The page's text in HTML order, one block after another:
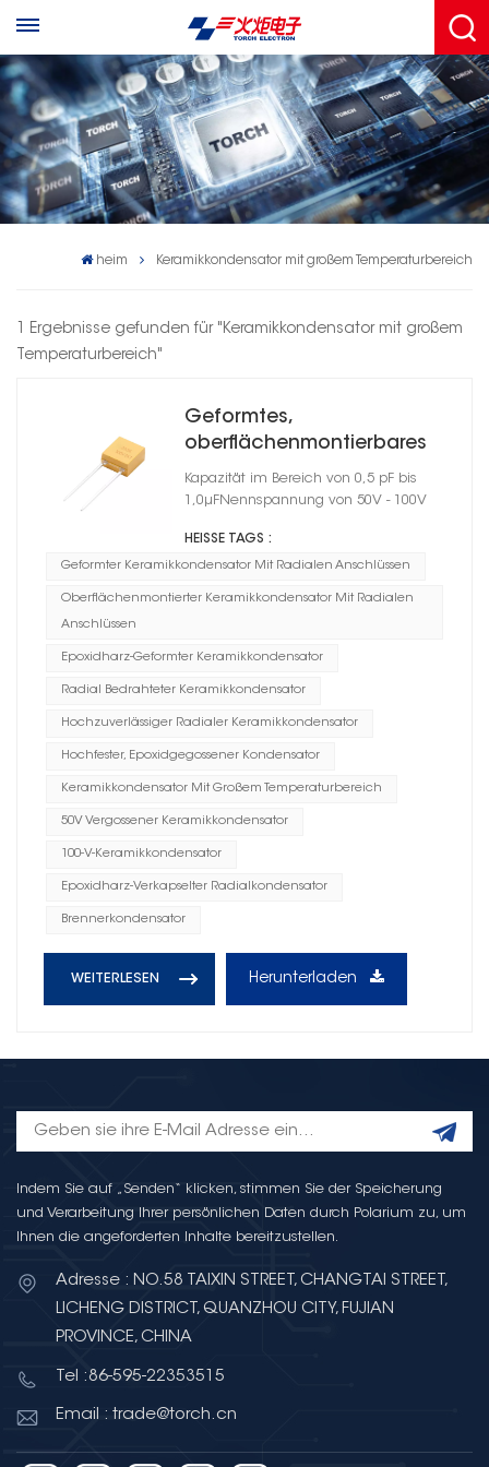
heim Keramikkondensator mit großem Temperaturbereich
1 Ergebnisse gefunden für "Keramikkondensator mit großem
Temperaturbereich"
Geformtes,
oberflächenmontierbares
Keramikkondensatorgehäuse
mit radialen Anschlüssen,
Kapazität im Bereich von 0,5 pF bis
1,0μFNennspannung von 50V - 100V
HEISSE TAGS :
Geformter Keramikkondensator Mit Radialen Anschlüssen
Oberflächenmontierter Keramikkondensator Mit Radialen
Anschlüssen
Epoxidharz-Geformter Keramikkondensator
Radial Bedrahteter Keramikkondensator
Hochzuverlässiger Radialer Keramikkondensator
Hochfester, Epoxidgegossener Kondensator
Keramikkondensator Mit Großem Temperaturbereich
50V Vergossener Keramikkondensator
100-V-Keramikkondensator
Epoxidharz-Verkapselter Radialkondensator
Brennerkondensator
WEITERLESEN Herunterladen
Indem Sie auf „Senden“ klicken, stimmen Sie der Speicherung
und Verarbeitung Ihrer persönlichen Daten durch Polarium zu, um
Ihnen die angeforderten Inhalte bereitzustellen.
Adresse : NO.58 TAIXIN STREET, CHANGTAI STREET,
LICHENG DISTRICT, QUANZHOU CITY, FUJIAN
PROVINCE, CHINA
Tel :86-595-22353515
Email : trade@torch.cn